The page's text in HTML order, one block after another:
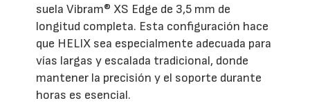
suela Vibram® XS Edge de 3,5 mm de
longitud completa. Esta configuración hace
que HELIX sea especialmente adecuada para
vías largas y escalada tradicional, donde
mantener la precisión y el soporte durante
horas es esencial.